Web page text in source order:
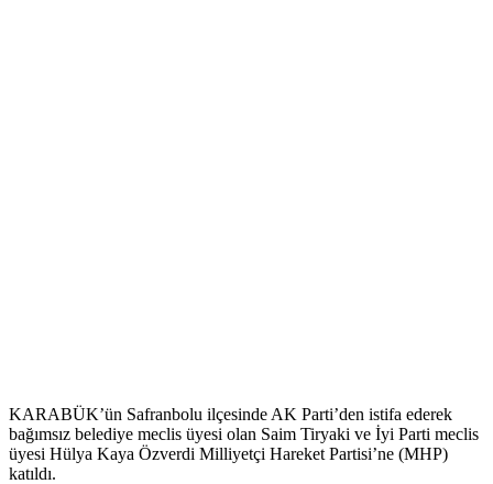
KARABÜK’ün Safranbolu ilçesinde AK Parti’den istifa ederek
bağımsız belediye meclis üyesi olan Saim Tiryaki ve İyi Parti meclis
üyesi Hülya Kaya Özverdi Milliyetçi Hareket Partisi’ne (MHP)
katıldı.